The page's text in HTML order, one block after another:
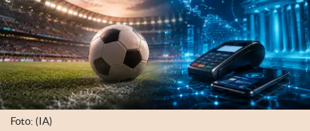
Foto: (IA)